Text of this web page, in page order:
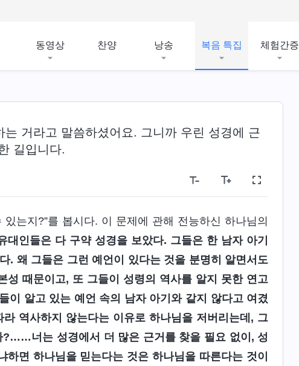
동영상 찬양 낭송 복음 특집 체험간증
거라고 말씀하셨어요. 그니까 우린 성경에 근
길입니다.
는지?”를 봅시다. 이 문제에 관해 전능하신 하나님의
대인들은 다 구약 성경을 보았다. 그들은 한 남자 아기
. 왜 그들은 그런 예언이 있다는 것을 분명히 알면서도
성 때문이고, 또 그들이 성령의 역사를 알지 못한 연고
이 알고 있는 예언 속의 남자 아기와 같지 않다고 여겼
역사하지 않는다는 이유로 하나님을 저버리는데, 그
너는 성경에서 더 많은 근거를 찾을 필요 없이, 성
면 하나님을 믿는다는 것은 하나님을 따른다는 것이